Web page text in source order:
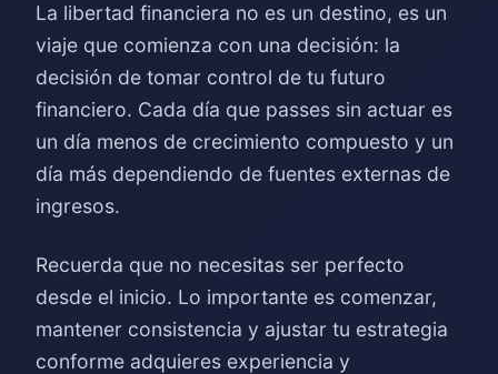
La libertad financiera no es un destino, es un
viaje que comienza con una decisión: la
decisión de tomar control de tu futuro
financiero. Cada día que passes sin actuar es
un día menos de crecimiento compuesto y un
día más dependiendo de fuentes externas de
ingresos.
Recuerda que no necesitas ser perfecto
desde el inicio. Lo importante es comenzar,
mantener consistencia y ajustar tu estrategia
conforme adquieres experiencia y